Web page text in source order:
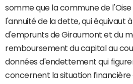
somme que la commune de
l'annuité de la dette, qui équivaut
d'emprunts de Giraumont et du
remboursement du capital au
données d'endettement qui
concernent la situation financière